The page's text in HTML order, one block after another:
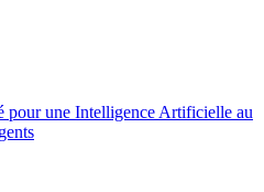
pour une Intelligence Artificielle au